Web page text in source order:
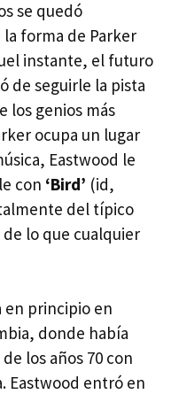
se quedó
forma de Parker
instante, el futuro
de seguirle la pista
los genios más
ocupa un lugar
Eastwood le
con ‘Bird’ (id,
del típico
lo que cualquier
en principio en
donde había
los años 70 con
Eastwood entró en